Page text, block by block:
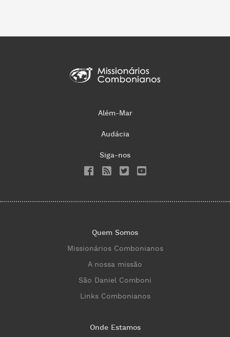
Além-Mar
Audácia
Siga-nos
Quem Somos
Missionários Combonianos
A nossa missão
São Daniel Comboni
Links Combonianos
Onde Estamos